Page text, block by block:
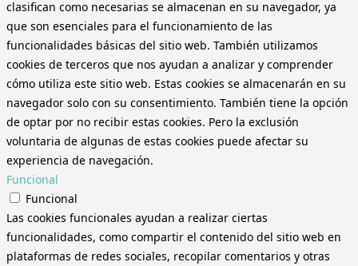
clasifican como necesarias se almacenan en su navegador, ya
que son esenciales para el funcionamiento de las
funcionalidades básicas del sitio web. También utilizamos
cookies de terceros que nos ayudan a analizar y comprender
cómo utiliza este sitio web. Estas cookies se almacenarán en su
navegador solo con su consentimiento. También tiene la opción
de optar por no recibir estas cookies. Pero la exclusión
voluntaria de algunas de estas cookies puede afectar su
experiencia de navegación.
Funcional
Funcional
Las cookies funcionales ayudan a realizar ciertas
funcionalidades, como compartir el contenido del sitio web en
plataformas de redes sociales, recopilar comentarios y otras